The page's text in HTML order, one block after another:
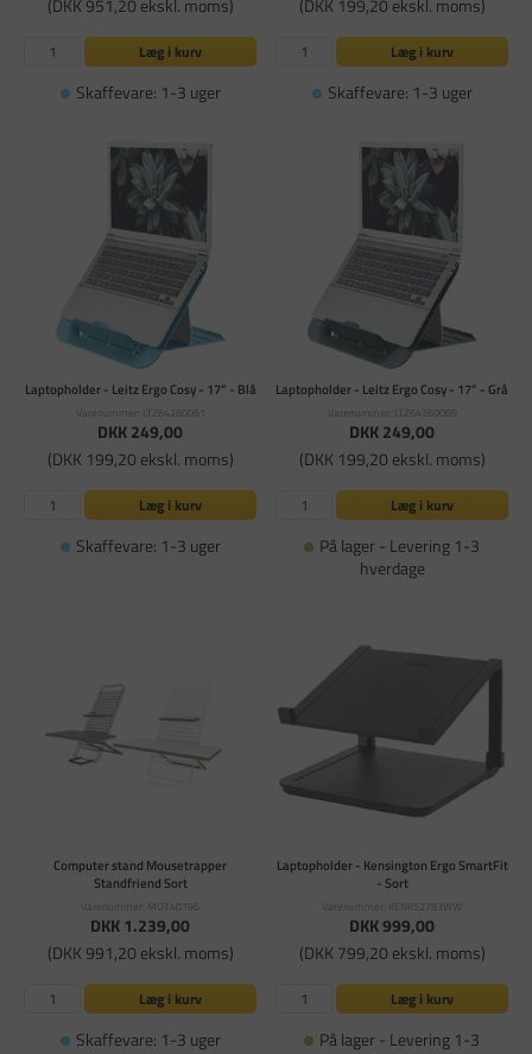
(DKK 951,20 ekskl. moms)
Læg i kurv
Skaffevare: 1-3 uger
(DKK 199,20 ekskl. moms)
Læg i kurv
Skaffevare: 1-3 uger
Laptopholder - Leitz Ergo Cosy - 17” - Blå
Varenummer: LTZ64260061
DKK 249,00
(DKK 199,20 ekskl. moms)
Læg i kurv
Skaffevare: 1-3 uger
Laptopholder - Leitz Ergo Cosy - 17” - Grå
Varenummer: LTZ64260089
DKK 249,00
(DKK 199,20 ekskl. moms)
Læg i kurv
På lager - Levering 1-3
hverdage
Computer stand Mousetrapper
Standfriend Sort
Varenummer: MOT40196
DKK 1.239,00
(DKK 991,20 ekskl. moms)
Læg i kurv
Skaffevare: 1-3 uger
Laptopholder - Kensington Ergo SmartFit
- Sort
Varenummer: KENK52783WW
DKK 999,00
(DKK 799,20 ekskl. moms)
Læg i kurv
På lager - Levering 1-3